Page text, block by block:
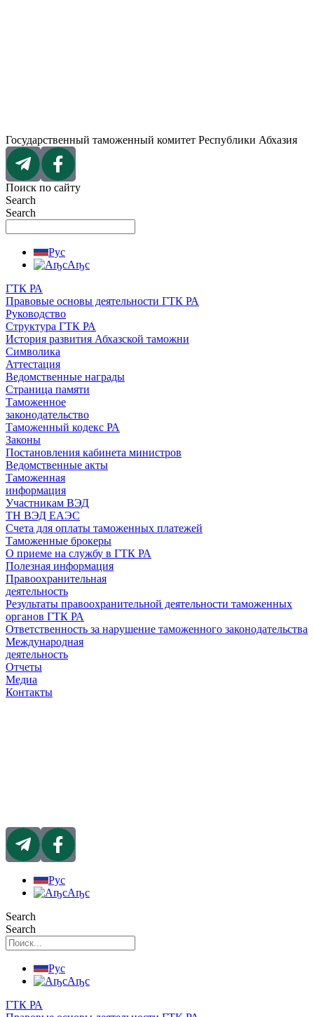
Государственный таможенный комитет Республики Абхазия
Поиск по сайту
Search
Search
Рус
Аҧс
ГТК РА
Правовые основы деятельности ГТК РА
Руководство
Структура ГТК РА
История развития Абхазской таможни
Символика
Аттестация
Ведомственные награды
Страница памяти
Таможенное
законодательство
Таможенный кодекс РА
Законы
Постановления кабинета министров
Ведомственные акты
Таможенная
информация
Участникам ВЭД
ТН ВЭД ЕАЭС
Счета для оплаты таможенных платежей
Таможенные брокеры
О приеме на службу в ГТК РА
Полезная информация
Правоохранительная
деятельность
Результаты правоохранительной деятельности таможенных
органов ГТК РА
Ответственность за нарушение таможенного законодательства
Международная
деятельность
Отчеты
Медиа
Контакты
Рус
Аҧс
Search
Search
Рус
Аҧс
ГТК РА